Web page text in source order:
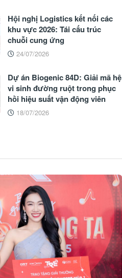
Hội nghị Logistics kết nối các
khu vực 2026: Tái cấu trúc
chuỗi cung ứng
24/07/2026
Dự án Biogenic 84D: Giải mã hệ
vi sinh đường ruột trong phục
hồi hiệu suất vận động viên
18/07/2026